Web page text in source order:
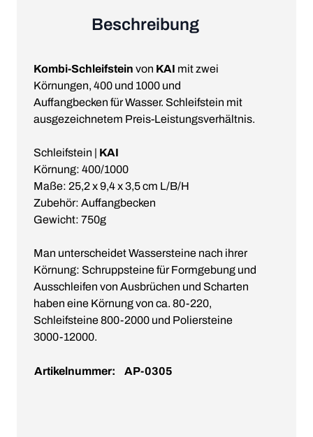
Beschreibung
Kombi-Schleifstein von KAI mit zwei
Körnungen, 400 und 1000 und
Auffangbecken für Wasser. Schleifstein mit
ausgezeichnetem Preis-Leistungsverhältnis.
Schleifstein | KAI
Körnung: 400/1000
Maße: 25,2 x 9,4 x 3,5 cm L/B/H
Zubehör: Auffangbecken
Gewicht: 750g
Man unterscheidet Wassersteine nach ihrer
Körnung: Schruppsteine für Formgebung und
Ausschleifen von Ausbrüchen und Scharten
haben eine Körnung von ca. 80-220,
Schleifsteine 800-2000 und Poliersteine
3000-12000.
Artikelnummer: AP-0305